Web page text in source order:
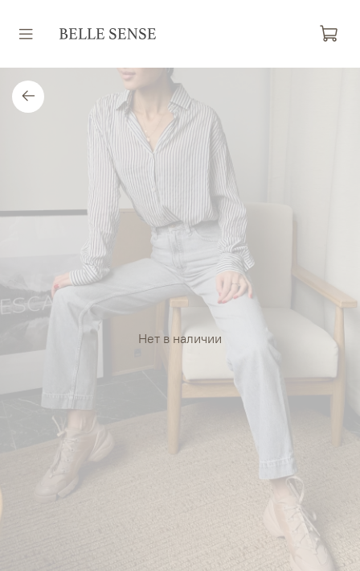
Нет в наличии